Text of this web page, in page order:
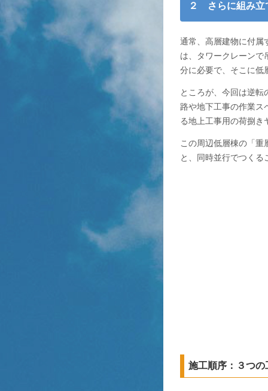
２ さらに組み立
通常、高層建物に付属
は、タワークレーンで
分に必要で、そこに低
ところが、今回は逆
路や地下工事の作業ス
る地上工事用の荷捌き
この周辺低層棟の「
と、同時並行でつく
施工順序：３つ